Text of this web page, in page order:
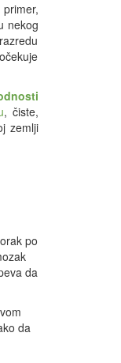
nekog
, čiste,
zemlji
po
da
da